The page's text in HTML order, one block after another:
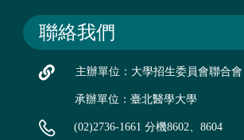
聯絡我們
主辦單位：大學招生委員會聯合會
承辦單位：臺北醫學大學
(02)2736-1661 分機8602、8604